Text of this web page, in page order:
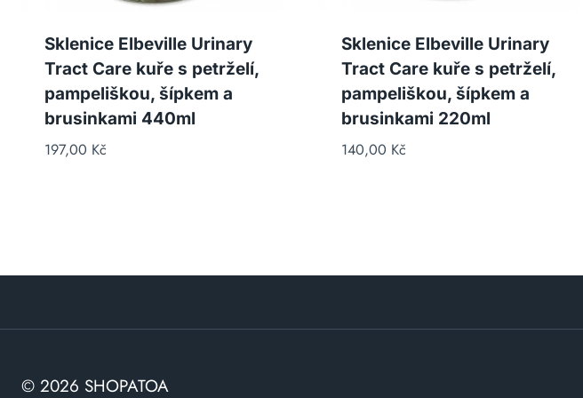
Sklenice Elbeville Urinary
Tract Care kuře s petrželí,
pampeliškou, šípkem a
brusinkami 440ml
197,00 Kč
Sklenice Elbeville Urinary
Tract Care kuře s petrželí,
pampeliškou, šípkem a
brusinkami 220ml
140,00 Kč
© 2026 SHOPATOA